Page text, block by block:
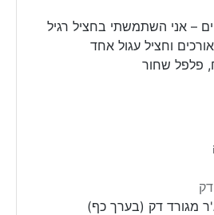
– אני השתמשתי בחציל רגיל
פלפל שחור
מגורד דק (בערך כף)